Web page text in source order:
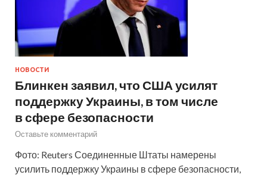
НОВОСТИ
Блинкен заявил, что США усилят
поддержку Украины, в том числе
в сфере безопасности
Оставьте комментарий
Фото: Reuters Соединенные Штаты намерены
усилить поддержку Украины в сфере безопасности,